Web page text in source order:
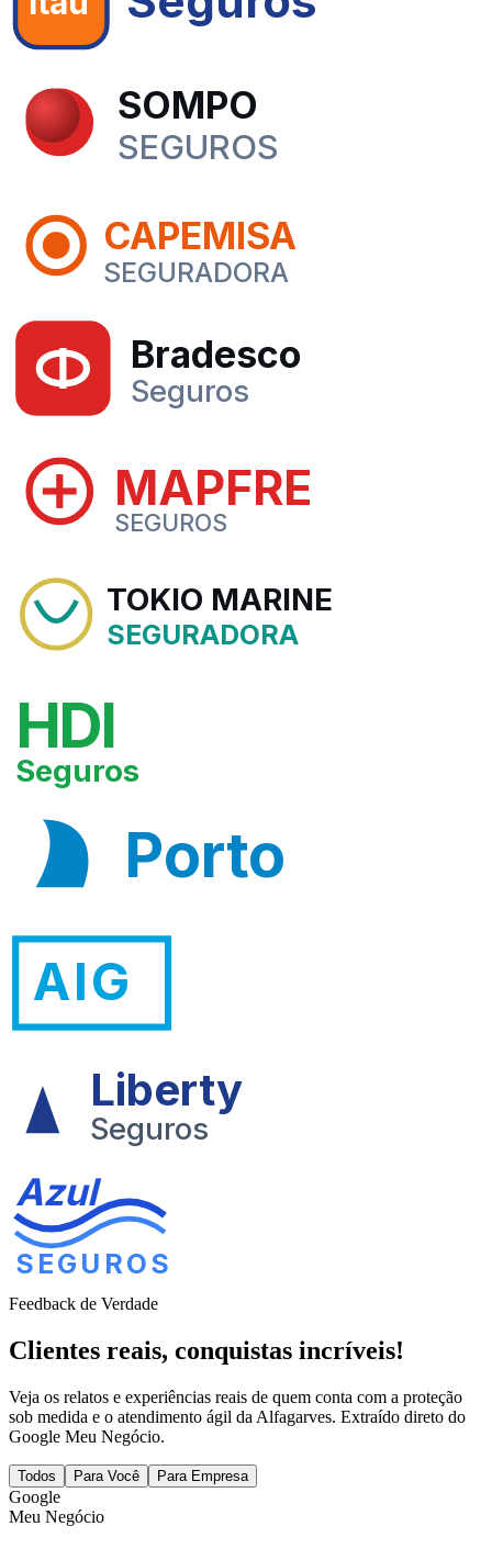
SOMPO
SEGUROS
CAPEMISA
SEGURADORA
Bradesco
Seguros
MAPFRE
SEGUROS
TOKIO MARINE
SEGURADORA
HDI
Seguros
Porto
AIG
Liberty
Seguros
Azul
SEGUROS
Feedback de Verdade
Clientes reais, conquistas incríveis!
Veja os relatos e experiências reais de quem conta com a proteção
sob medida e o atendimento ágil da Alfagarves. Extraído direto do
Google Meu Negócio.
Todos Para Você Para Empresa
Google
Meu Negócio